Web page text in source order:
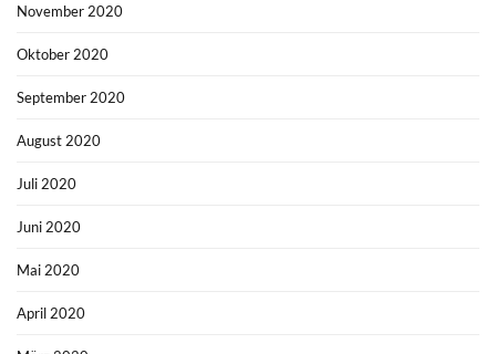
November 2020
Oktober 2020
September 2020
August 2020
Juli 2020
Juni 2020
Mai 2020
April 2020